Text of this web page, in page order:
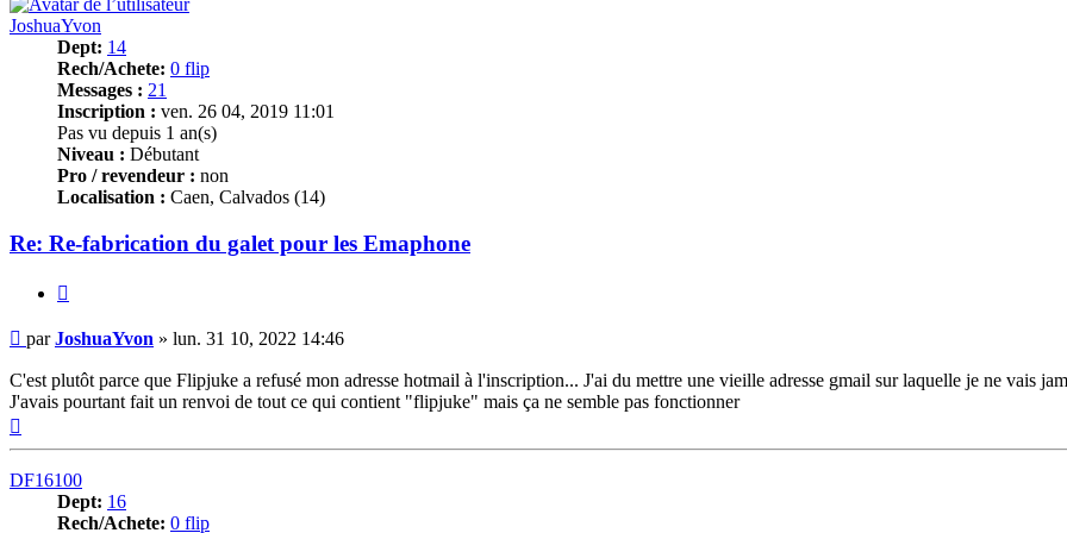
JoshuaYvon
Dept: 14
Rech/Achete: 0 flip
Messages : 21
Inscription : ven. 26 04, 2019 11:01
Pas vu depuis 1 an(s)
Niveau : Débutant
Pro / revendeur : non
Localisation : Caen, Calvados (14)
Re: Re-fabrication du galet pour les Emaphone
Message
parJoshuaYvon » lun. 31 10, 2022 14:46
C'est plutôt parce que Flipjuke a refusé mon adresse hotmail à l'inscription... J'ai du mettre une vieille adresse gmail sur laquelle je ne vais
J'avais pourtant fait un renvoi de tout ce qui contient "flipjuke" mais ça ne semble pas fonctionner
DF16100
Dept: 16
Rech/Achete: 0 flip